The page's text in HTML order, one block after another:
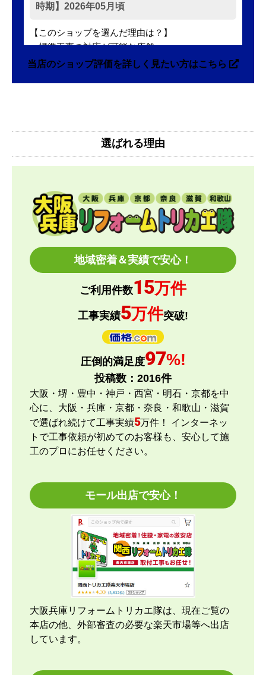
時期】2026年05月頃
【このショップを選んだ理由は？】
・標準工事の対応が可能な店舗
・標準工事費込みセットの価格が表示がされていて
注文(入金)してから10日後にお届け、その後、工事
費を日程調整させてもらいました。
【その他感想・コメント】
工事日の都合が悪くなったためリスケをお願いした
ところ
快く対応していただきました。やりとりもスムーズ
でした。
とどーーんさん
ショップからの連絡や対応は適切でしたか？
予定の期日までに商品が届きましたか？
はい
商品の梱包は必要十分なものでしたか？
はい
【注文商品】エアコン・クーラー 【注文
時期】2026年04月頃
【このショップを選んだ理由は？運営会社が割と近
くにあり、金額と価格.comの評価で決めました。
【注文からどのくらいで届きましたか？】
約2週間ですが、取付もお願いしたのでこの位の納
期になりました。
取付当日の午前中に1回、取付開始時間前に1回工事
当店のショップ評価を詳しく見たい方はこちら
選ばれる理由
地域密着＆実績で安心！
ご利用件数15万件
工事実績5万件突破!
圧倒的満足度97%!
投稿数： 2016件
大阪・堺・豊中・神戸・西宮・明石・京都を中
心に、大阪・兵庫・京都・奈良・和歌山・滋賀
で選ばれ続けて工事実績5万件！ インターネッ
トで工事依頼が初めてのお客様も、安心して施
工のプロにお任せください。
モール出店で安心！
大阪兵庫リフォームトリカエ隊は、現在ご覧の
本店の他、外部審査の必要な楽天市場等へ出店
しています。